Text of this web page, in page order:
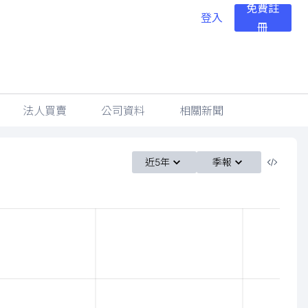
登入
免費註
冊
法人買賣 公司資料 相關新聞
近5年 季報